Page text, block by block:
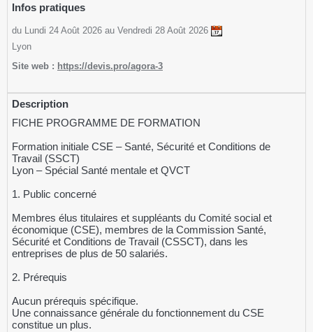
Infos pratiques
du Lundi 24 Août 2026 au Vendredi 28 Août 2026
Lyon
Site web : https://devis.pro/agora-3
Description
FICHE PROGRAMME DE FORMATION
Formation initiale CSE – Santé, Sécurité et Conditions de
Travail (SSCT)
Lyon – Spécial Santé mentale et QVCT
1. Public concerné
Membres élus titulaires et suppléants du Comité social et
économique (CSE), membres de la Commission Santé,
Sécurité et Conditions de Travail (CSSCT), dans les
entreprises de plus de 50 salariés.
2. Prérequis
Aucun prérequis spécifique.
Une connaissance générale du fonctionnement du CSE
constitue un plus.